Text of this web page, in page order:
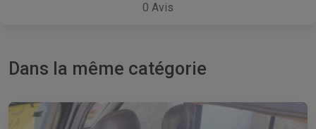
0 Avis
Dans la même catégorie